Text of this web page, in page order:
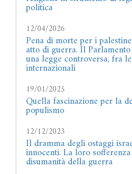
politica
12/04/2026
Pena di morte per i
atto di guerra. Il
una legge controversa, fra
internazionali
19/01/2025
Quella fascinazione per la
populismo
12/12/2023
Il dramma degli ostaggi
innocenti. La loro
disumanità della guerra